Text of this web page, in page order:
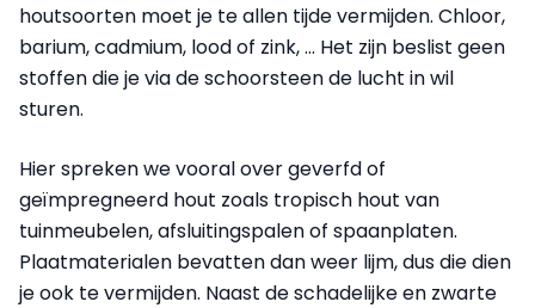
houtsoorten moet je te allen tijde vermijden. Chloor,
barium, cadmium, lood of zink, ... Het zijn beslist geen
stoffen die je via de schoorsteen de lucht in wil
sturen.
Hier spreken we vooral over geverfd of
geïmpregneerd hout zoals tropisch hout van
tuinmeubelen, afsluitingspalen of spaanplaten.
Plaatmaterialen bevatten dan weer lijm, dus die dien
je ook te vermijden. Naast de schadelijke en zwarte